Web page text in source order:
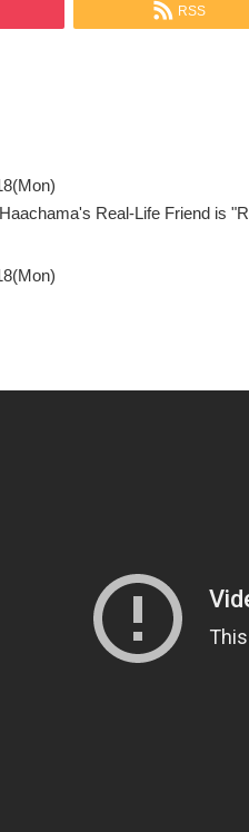
RSS
Real-Life Friend is